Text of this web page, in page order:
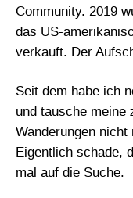
Community. 2019
das US-
verkauft. Der
Seit dem habe ich
und tausche meine
Wanderungen
Eigentlich schade,
mal auf die Suche.